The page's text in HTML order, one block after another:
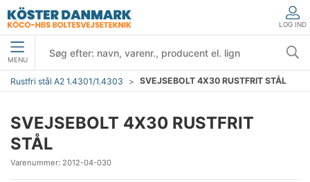
LOG IND
MENU
Rustfri stål A2 1.4301/1.4303 SVEJSEBOLT 4X30 RUSTFRIT STÅL
SVEJSEBOLT 4X30 RUSTFRIT
STÅL
Varenummer: 2012-04-030